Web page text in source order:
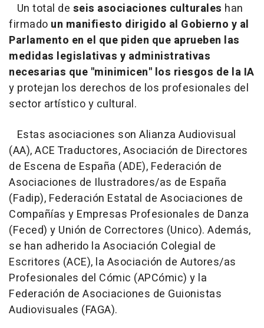
Un total de seis asociaciones culturales han
firmado un manifiesto dirigido al Gobierno y al
Parlamento en el que piden que aprueben las
medidas legislativas y administrativas
necesarias que "minimicen" los riesgos de la IA
y protejan los derechos de los profesionales del
sector artístico y cultural.
Estas asociaciones son Alianza Audiovisual
(AA), ACE Traductores, Asociación de Directores
de Escena de España (ADE), Federación de
Asociaciones de Ilustradores/as de España
(Fadip), Federación Estatal de Asociaciones de
Compañías y Empresas Profesionales de Danza
(Feced) y Unión de Correctores (Unico). Además,
se han adherido la Asociación Colegial de
Escritores (ACE), la Asociación de Autores/as
Profesionales del Cómic (APCómic) y la
Federación de Asociaciones de Guionistas
Audiovisuales (FAGA).